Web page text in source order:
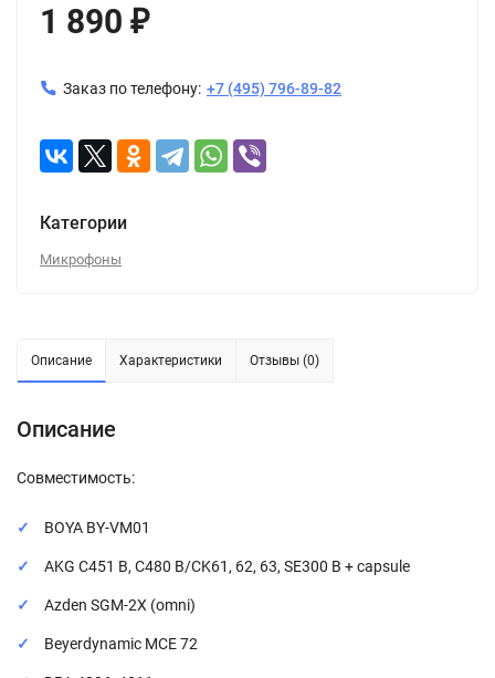
1 890 ₽
Заказ по телефону: +7 (495) 796-89-82
Категории
Микрофоны
Описание Характеристики Отзывы (0)
Описание
Совместимость:
BOYA BY-VM01
AKG C451 B, C480 B/CK61, 62, 63, SE300 B + capsule
Azden SGM-2X (omni)
Beyerdynamic MCE 72